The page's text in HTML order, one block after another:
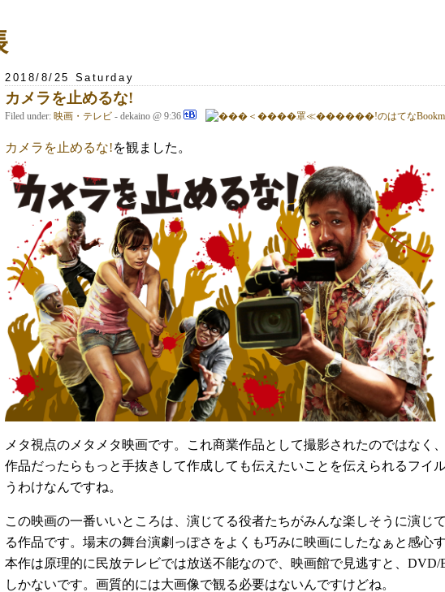
2018/8/25 Saturday
カメラを止めるな!
Filed under: 映画・テレビ - dekaino @ 9:36
カメラを止めるな!を観ました。
メタ視点のメタメタ映画です。これ商業作品として撮影されたのではな
作品だったらもっと手抜きして作成しても伝えたいことを伝えられるフ
うわけなんですね。
この映画の一番いいところは、演じてる役者たちがみんな楽しそうに演
る作品です。場末の舞台演劇っぽさをよくも巧みに映画にしたなぁと感心
本作は原理的に民放テレビでは放送不能なので、映画館で見逃すと、
しかないです。画質的には大画像で観る必要はないんですけどね。